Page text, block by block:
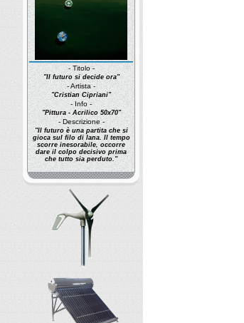
- Titolo -
"Il futuro si decide ora"
- Artista -
"Cristian Cipriani"
- Info -
"Pittura - Acrilico 50x70"
- Descrizione -
"Il futuro è una partita che si
gioca sul filo di lana. Il tempo
scorre inesorabile, occorre
dare il colpo decisivo prima
che tutto sia perduto."